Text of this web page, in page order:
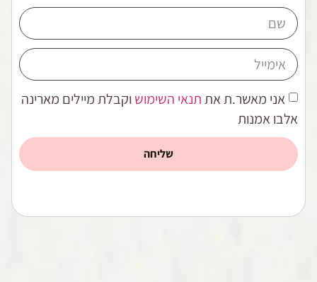
אני מאשר.ת אתתנאי השימוש וקבלת מיילים מארינה
אלבו אמנות
שליחה